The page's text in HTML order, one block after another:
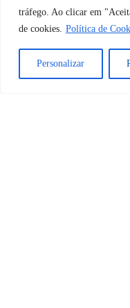
tráfego. Ao clicar em
de cookies. Política de
Personalizar